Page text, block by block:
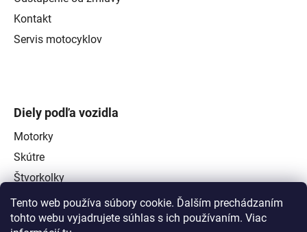
Tento web používa súbory cookie. Ďalším prechádzaním
tohto webu vyjadrujete súhlas s ich používaním. Viac
Kontakt
Servis motocyklov
Diely podľa vozidla
Motorky
Skútre
Štvorkolky